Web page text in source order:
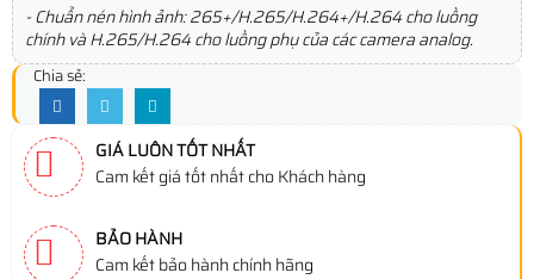
- Chuẩn nén hình ảnh: 265+/H.265/H.264+/H.264 cho luồng
chính và H.265/H.264 cho luồng phụ của các camera analog.
Chia sẻ:
GIÁ LUÔN TỐT NHẤT
Cam kết giá tốt nhất cho Khách hàng
BẢO HÀNH
Cam kết bảo hành chính hãng